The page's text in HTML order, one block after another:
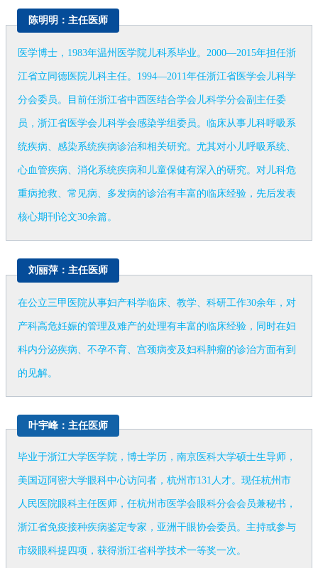
陈明明：主任医师
医学博士，1983年温州医学院儿科系毕业。2000—2015年担任浙
江省立同德医院儿科主任。1994—2011年任浙江省医学会儿科学
分会委员。目前任浙江省中西医结合学会儿科学分会副主任委
员，浙江省医学会儿科学会感染学组委员。临床从事儿科呼吸系
统疾病、感染系统疾病诊治和相关研究。尤其对小儿呼吸系统、
心血管疾病、消化系统疾病和儿童保健有深入的研究。对儿科危
重病抢救、常见病、多发病的诊治有丰富的临床经验，先后发表
核心期刊论文30余篇。
刘丽萍：主任医师
在公立三甲医院从事妇产科学临床、教学、科研工作30余年，对
产科高危妊娠的管理及难产的处理有丰富的临床经验，同时在妇
科内分泌疾病、不孕不育、宫颈病变及妇科肿瘤的诊治方面有到
的见解。
叶宇峰：主任医师
毕业于浙江大学医学院，博士学历，南京医科大学硕士生导师，
美国迈阿密大学眼科中心访问者，杭州市131人才。现任杭州市
人民医院眼科主任医师，任杭州市医学会眼科分会会员兼秘书，
浙江省免疫接种疾病鉴定专家，亚洲干眼协会委员。主持或参与
市级眼科提四项，获得浙江省科学技术一等奖一次。